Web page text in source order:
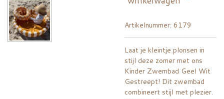
Artikelnummer: 6179
Laat je kleintje plonsen in
stijl deze zomer met ons
Kinder Zwembad Geel Wit
Gestreept! Dit zwembad
combineert stijl met plezier.